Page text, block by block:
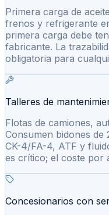
Primera carga de
frenos y refrigerante
primera carga debe
fabricante. La
obligatoria para
Talleres de
Flotas de camiones,
Consumen bidones de
CK-4/FA-4, ATF y
es crítico; el coste por
Concesionarios con